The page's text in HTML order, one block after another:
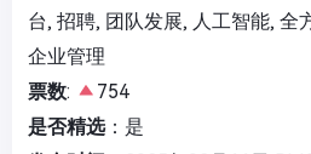
台, 招聘, 团队发展, 人工智能, 全
企业管理
票数:
754
是否精选：是